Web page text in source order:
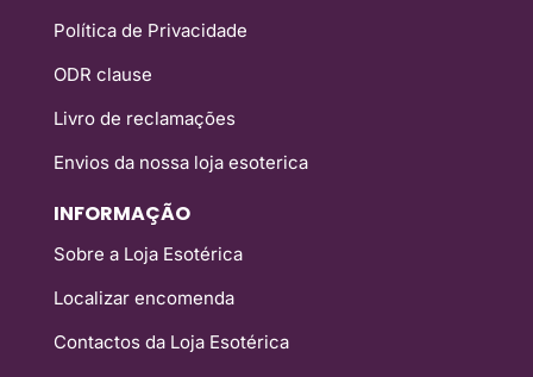
Política de Privacidade
ODR clause
Livro de reclamações
Envios da nossa loja esoterica
INFORMAÇÃO
Sobre a Loja Esotérica
Localizar encomenda
Contactos da Loja Esotérica